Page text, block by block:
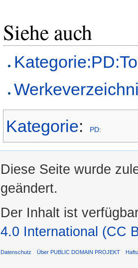
Siehe auch
Kategorie: PD:
Diese Seite wurde
geändert.
Der Inhalt ist
4.0 International (CC
Datenschutz Über PUBLIC DOMAIN PROJEKT